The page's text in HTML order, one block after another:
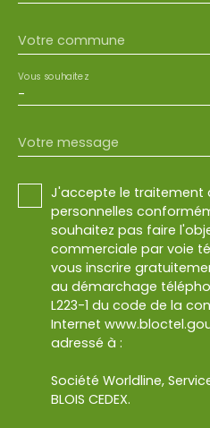
Votre commune
-
Vous souhaitez
Votre message
J'accepte le traitement
personnelles
souhaitez pas faire
commerciale par voie
vous inscrire
au démarchage
L223-1 du code de la
Internet
adressé à :
Société Worldline, Service
BLOIS CEDEX.